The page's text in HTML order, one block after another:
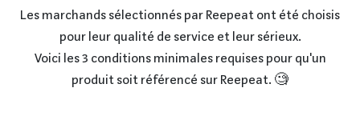
Les marchands sélectionnés par Reepeat ont été choisis
pour leur qualité de service et leur sérieux.
Voici les 3 conditions minimales requises pour qu'un
produit soit référencé sur Reepeat. 🧐